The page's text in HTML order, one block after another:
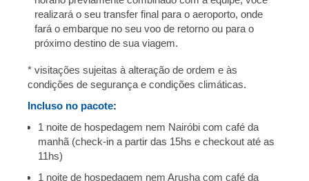
realizará o seu transfer final para o aeroporto, onde
fará o embarque no seu voo de retorno ou para o
próximo destino de sua viagem.
* visitações sujeitas à alteração de ordem e às
condições de segurança e condições climáticas.
Incluso no pacote:
1 noite de hospedagem nem Nairóbi com café da
manhã (check-in a partir das 15hs e checkout até as
11hs)
1 noite de hospedagem nem Arusha com café da